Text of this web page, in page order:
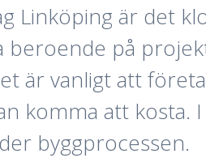
Linköping är det
beroende på
är vanligt att
komma att kosta.
byggprocessen.